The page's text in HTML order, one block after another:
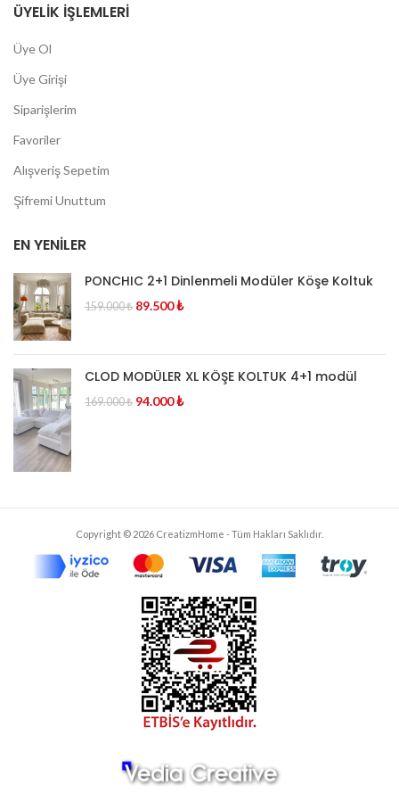
ÜYELIK İŞLEMLERI
Üye Ol
Üye Girişi
Siparişlerim
Favoriler
Alışveriş Sepetim
Şifremi Unuttum
EN YENILER
PONCHIC 2+1 Dinlenmeli Modüler Köşe Koltuk
159.000₺ 89.500₺
CLOD MODÜLER XL KÖŞE KOLTUK 4+1 modül
169.000₺ 94.000₺
Copyright © 2026 CreatizmHome - Tüm Hakları Saklıdır.